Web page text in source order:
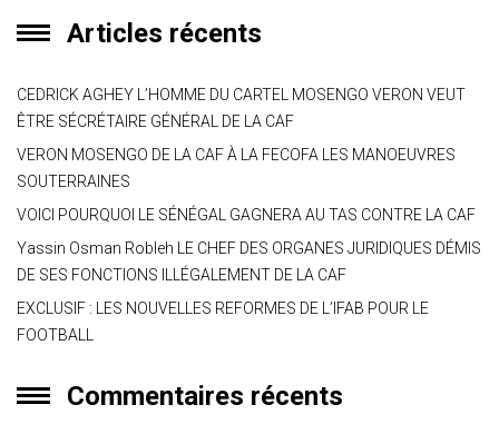
p m ok
Articles récents
CEDRICK AGHEY L’HOMME DU CARTEL MOSENGO VERON VEUT
ÊTRE SÉCRÉTAIRE GÉNÉRAL DE LA CAF
VERON MOSENGO DE LA CAF À LA FECOFA LES MANOEUVRES
SOUTERRAINES
VOICI POURQUOI LE SÉNÉGAL GAGNERA AU TAS CONTRE LA CAF
Yassin Osman Robleh LE CHEF DES ORGANES JURIDIQUES DÉMIS
DE SES FONCTIONS ILLÉGALEMENT DE LA CAF
EXCLUSIF : LES NOUVELLES REFORMES DE L’IFAB POUR LE
FOOTBALL
Commentaires récents